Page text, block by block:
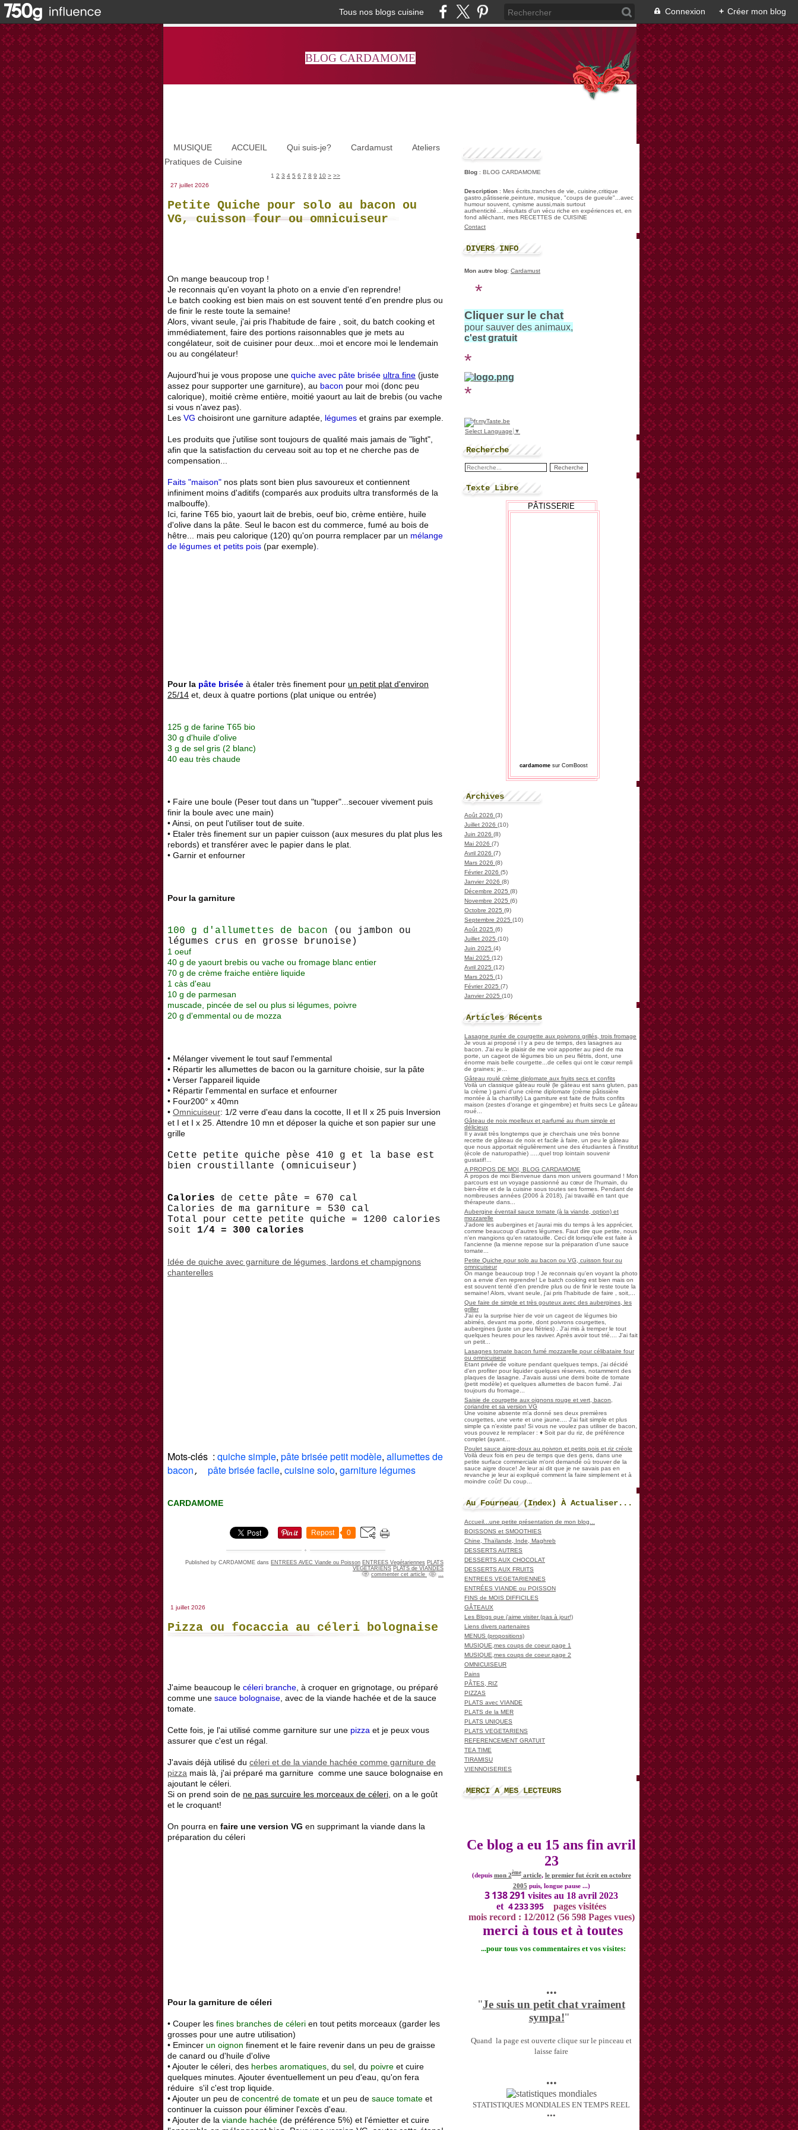
Tous nos blogs cuisine Connexion + Créer mon blog
BLOG CARDAMOME
MUSIQUE ACCUEIL Qui suis-je? Cardamust
Ateliers
Pratiques de Cuisine
1 2 3 4 5 6 7 8 9 10 > >>
27 juillet 2026
Petite Quiche pour solo au bacon ou
VG, cuisson four ou omnicuiseur
On mange beaucoup trop !
Je reconnais qu'en voyant la photo on a envie d'en reprendre!
Le batch cooking est bien mais on est souvent tenté d'en prendre plus ou
de finir le reste toute la semaine!
Alors, vivant seule, j'ai pris l'habitude de faire , soit, du batch cooking et
immédiatement, faire des portions raisonnables que je mets au
congélateur, soit de cuisiner pour deux...moi et encore moi le lendemain
ou au congélateur!
Aujourd'hui je vous propose une quiche avec pâte brisée ultra fine (juste
assez pour supporter une garniture), au bacon pour moi (donc peu
calorique), moitié crème entière, moitié yaourt au lait de brebis (ou vache
si vous n'avez pas).
Les VG choisiront une garniture adaptée, légumes et grains par exemple.
Les produits que j'utilise sont toujours de qualité mais jamais de "light",
afin que la satisfaction du cerveau soit au top et ne cherche pas de
compensation...
Faits "maison" nos plats sont bien plus savoureux et contiennent
infiniment moins d'aditifs (comparés aux produits ultra transformés de la
malbouffe).
Ici, farine T65 bio, yaourt lait de brebis, oeuf bio, crème entière, huile
d'olive dans la pâte. Seul le bacon est du commerce, fumé au bois de
hêtre... mais peu calorique (120) qu'on pourra remplacer par un mélange
de légumes et petits pois (par exemple)
Pour la pâte brisée à étaler très finement pour un petit plat d'environ
25/14 et, deux à quatre portions (plat unique ou entrée)
125 g de farine T65 bio
30 g d'huile d'olive
3 g de sel gris (2 blanc)
40 eau très chaude
• Faire une boule (Peser tout dans un "tupper"...secouer vivement puis
finir la boule avec une main)
• Ainsi, on peut l'utiliser tout de suite.
• Etaler très finement sur un papier cuisson (aux mesures du plat plus les
rebords) et transférer avec le papier dans le plat.
• Garnir et enfourner
Pour la garniture
100 g d'allumettes de bacon
(ou jambon ou
légumes crus en grosse brunoise)
1 oeuf
40 g de yaourt brebis ou vache ou fromage blanc entier
70 g de crème fraiche entière liquide
1 càs d'eau
10 g de parmesan
muscade, pincée de sel ou plus si légumes, poivre
20 g d'emmental ou de mozza
• Mélanger vivement le tout sauf l'emmental
• Répartir les allumettes de bacon ou la garniture choisie, sur la pâte
• Verser l'appareil liquide
• Répartir l'emmental en surface et enfourner
• Four200° x 40mn
• Omnicuiseur: 1/2 verre d'eau dans la cocotte, II et II x 25 puis Inversion
et I et I x 25. Attendre 10 mn et déposer la quiche et son papier sur une
grille
Cette petite quiche pèse 410 g et la base est
bien croustillante (omnicuiseur)
Calories de cette pâte = 670 cal
Calories de ma garniture = 530 cal
Total pour cette petite quiche = 1200 calories
soit 1/4 = 300 calories
Idée de quiche avec garniture de légumes, lardons et champignons
chanterelles
Mots-clés : quiche simple, pâte brisée petit modèle, allumettes de
bacon, pâte brisée facile, cuisine solo, garniture légumes
CARDAMOME
Repost 0
Published by CARDAMOME dans ENTREES AVEC Viande ou Poisson ENTREES Vegétariennes PLATS
VEGETARIENS PLATS de VIANDES
commenter cet article
…
1 juillet 2026
Pizza ou focaccia au céleri bolognaise
J'aime beaucoup le céleri branche, à croquer en grignotage, ou préparé
comme une sauce bolognaise, avec de la viande hachée et de la sauce
tomate.
Cette fois, je l'ai utilisé comme garniture sur une pizza et je peux vous
assurer que c'est un régal.
J'avais déjà utilisé du céleri et de la viande hachée comme garniture de
pizza mais là, j'ai préparé ma garniture comme une sauce bolognaise en
ajoutant le céleri.
Si on prend soin de ne pas surcuire les morceaux de céleri, on a le goût
et le croquant!
On pourra en faire une version VG en supprimant la viande dans la
préparation du céleri
Pour la garniture de céleri
• Couper les fines branches de céleri en tout petits morceaux (garder les
grosses pour une autre utilisation)
• Emincer un oignon finement et le faire revenir dans un peu de graisse
de canard ou d'huile d'olive
• Ajouter le céleri, des herbes aromatiques, du sel, du poivre et cuire
quelques minutes. Ajouter éventuellement un peu d'eau, qu'on fera
réduire s'il c'est trop liquide.
• Ajouter un peu de concentré de tomate et un peu de sauce tomate et
continuer la cuisson pour éliminer l'excès d'eau.
• Ajouter de la viande hachée (de préférence 5%) et l'émietter et cuire
Blog : BLOG CARDAMOME
Description : Mes écrits,tranches de vie, cuisine,critique
gastro,pâtisserie,peinture, musique, "coups de gueule"...avec
humour souvent, cynisme aussi,mais surtout
authenticité....résultats d'un vécu riche en expériences et, en
fond alléchant, mes RECETTES de CUISINE
Contact
DIVERS INFO
Mon autre blog: Cardamust
*
Cliquer sur le chat
pour sauver des animaux,
c'est gratuit
*
*
Select Language ▼
Recherche
Texte Libre
PÂTISSERIE
cardamome sur ComBoost
Archives
Août 2026 (3)
Juillet 2026 (10)
Juin 2026 (8)
Mai 2026 (7)
Avril 2026 (7)
Mars 2026 (8)
Février 2026 (5)
Janvier 2026 (8)
Décembre 2025 (8)
Novembre 2025 (6)
Octobre 2025 (9)
Septembre 2025 (10)
Août 2025 (6)
Juillet 2025 (10)
Juin 2025 (4)
Mai 2025 (12)
Avril 2025 (12)
Mars 2025 (1)
Février 2025 (7)
Janvier 2025 (10)
Articles Récents
Lasagne purée de courgette aux poivrons grillés, trois fromage
Je vous ai proposé i l y a peu de temps, des lasagnes au
bacon. J'ai eu le plaisir de me voir apporter au pied de ma
porte, un cageot de légumes bio un peu flétris, dont, une
énorme mais belle courgette...de celles qui ont le cœur rempli
de graines; je...
Gâteau roulé crème diplomate aux fruits secs et confits
Voilà un classique gâteau roulé (le gâteau est sans gluten, pas
la crème ) garni d'une crème diplomate (crème pâtissière
montée à la chantilly) La garniture est faite de fruits confits
maison (zestes d'orange et gingembre) et fruits secs Le gâteau
roué...
Gâteau de noix moelleux et parfumé au rhum simple et
délicieux
Il y avait très longtemps que je cherchais une très bonne
recette de gâteau de noix et facile à faire, un peu le gâteau
que nous apportait régulièrement une des étudiantes à l'institut
(école de naturopathie) .....quel trop lointain souvenir
gustatif!...
A PROPOS DE MOI, BLOG CARDAMOME
À propos de moi Bienvenue dans mon univers gourmand ! Mon
parcours est un voyage passionné au cœur de l'humain, du
bien-être et de la cuisine sous toutes ses formes. Pendant de
nombreuses années (2006 à 2018), j'ai travaillé en tant que
thérapeute dans...
Aubergine éventail sauce tomate (à la viande, option) et
mozzarelle
J'adore les aubergines et j'aurai mis du temps à les apprécier,
comme beaucoup d'autres légumes. Faut dire que petite, nous
n'en mangions qu'en ratatouille. Ceci dit lorsqu'elle est faite à
l'ancienne (la mienne repose sur la préparation d'une sauce
tomate...
Petite Quiche pour solo au bacon ou VG, cuisson four ou
omnicuiseur
On mange beaucoup trop ! Je reconnais qu'en voyant la photo
on a envie d'en reprendre! Le batch cooking est bien mais on
est souvent tenté d'en prendre plus ou de finir le reste toute la
semaine! Alors, vivant seule, j'ai pris l'habitude de faire , soit,...
Que faire de simple et très gouteux avec des aubergines, les
griller
J'ai eu la surprise hier de voir un cageot de légumes bio
abimés, devant ma porte, dont poivrons courgettes,
aubergines (juste un peu flétries) . J'ai mis à tremper le tout
quelques heures pour les raviver. Après avoir tout trié.... J'ai fait
un petit...
Lasagnes tomate bacon fumé mozzarelle pour célibataire four
ou omnicuiseur
Etant privée de voiture pendant quelques temps, j'ai décidé
d'en profiter pour liquider quelques réserves, notamment des
plaques de lasagne. J'avais aussi une demi boite de tomate
(petit modèle) et quelques allumettes de bacon fumé. J'ai
toujours du fromage...
Saisie de courgette aux oignons rouge et vert, bacon,
coriandre et sa version VG
Une voisine absente m'a donné ses deux premières
courgettes, une verte et une jaune.... J'ai fait simple et plus
simple ça n'existe pas! Si vous ne voulez pas utiliser de bacon,
vous pouvez le remplacer : ♦ Soit par du riz, de préférence
complet (ayant...
Poulet sauce aigre-doux au poivron et petits pois et riz créole
Voilà deux fois en peu de temps que des gens, dans une
petite surface commerciale m'ont demandé où trouver de la
sauce aigre douce! Je leur ai dit que je ne savais pas en
revanche je leur ai expliqué comment la faire simplement et à
moindre coût! Du coup...
Au Fourneau (Index) À Actualiser...
Accueil...une petite présentation de mon blog...
BOISSONS et SMOOTHIES
Chine, Thaïlande, Inde, Maghreb
DESSERTS AUTRES
DESSERTS AUX CHOCOLAT
DESSERTS AUX FRUITS
ENTREES VEGETARIENNES
ENTRÉES VIANDE ou POISSON
FINS de MOIS DIFFICILES
GÂTEAUX
Les Blogs que j'aime visiter (pas à jour!)
Liens divers partenaires
MENUS (propositions)
MUSIQUE,mes coups de coeur page 1
MUSIQUE,mes coups de coeur page 2
OMNICUISEUR
Pains
PÂTES, RIZ
PIZZAS
PLATS avec VIANDE
PLATS de la MER
PLATS UNIQUES
PLATS VEGETARIENS
REFERENCEMENT GRATUIT
TEA TIME
TIRAMISU
VIENNOISERIES
MERCI A MES LECTEURS
Ce blog a eu 15 ans fin avril
23
(depuis mon 2èmearticle, le premier fut écrit en octobre
2005 puis, longue pause ...)
3 138 291 visites au 18 avril 2023
et 4 233 395
pages visitées
mois record : 12/2012 (56 598 Pages vues)
merci à tous et à toutes
...pour tous vos commentaires et vos visites:
•••
"Je suis un petit chat vraiment
sympa!"
Quand la page est ouverte clique sur le pinceau et
laisse faire
•••
STATISTIQUES MONDIALES EN TEMPS REEL
•••